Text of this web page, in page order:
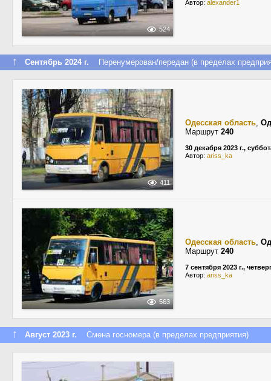
524
Автор: alexander1
↑ Сентябрь 2024 г. Перенумерован/передан (в пределах
411
Одесская область,
Маршрут 240
30 декабря 2023 г.,
Автор: ariss_ka
563
Одесская область,
Маршрут 240
7 сентября 2023 г.,
Автор: ariss_ka
↑ Август 2023 г. Смена госномера (в пределах предприятия)